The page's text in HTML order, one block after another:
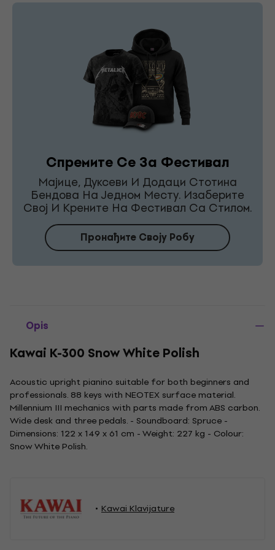
Спремите Се За Фестивал
Мајице, Дуксеви И Додаци Стотина
Бендова На Једном Месту. Изаберите
Свој И Крените На Фестивал Са Стилом.
Пронађите Своју Робу
Opis
Kawai K-300 Snow White Polish
Acoustic upright pianino suitable for both beginners and
professionals. 88 keys with NEOTEX surface material.
Millennium III mechanics with parts made from ABS carbon.
Wide desk and three pedals. - Soundboard: Spruce -
Dimensions: 122 x 149 x 61 cm - Weight: 227 kg - Colour:
Snow White Polish.
Kawai Klavijature